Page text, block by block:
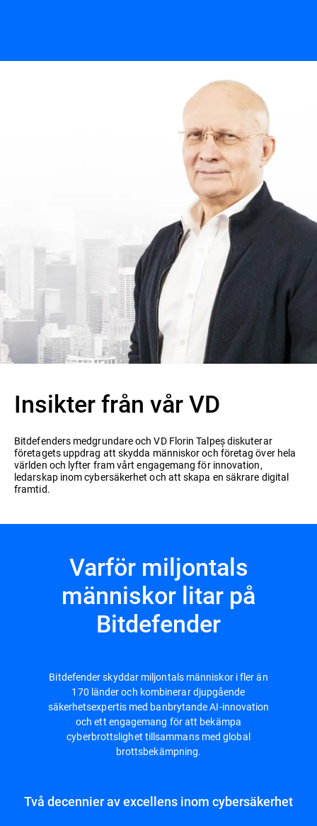
Insikter från vår VD
Bitdefenders medgrundare och VD Florin Talpeș diskuterar
företagets uppdrag att skydda människor och företag över hela
världen och lyfter fram vårt engagemang för innovation,
ledarskap inom cybersäkerhet och att skapa en säkrare digital
framtid.
Varför miljontals
människor litar på
Bitdefender
Bitdefender skyddar miljontals människor i fler än
170 länder och kombinerar djupgående
säkerhetsexpertis med banbrytande AI-innovation
och ett engagemang för att bekämpa
cyberbrottslighet tillsammans med global
brottsbekämpning.
Två decennier av excellens inom cybersäkerhet